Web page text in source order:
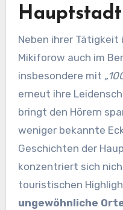
Hauptstadt
Neben ihrer Tätigkeit
Mikiforow auch im
insbesondere mit
erneut ihre
bringt den Hörern
weniger bekannte
Geschichten der
konzentriert sich
touristischen
ungewöhnliche